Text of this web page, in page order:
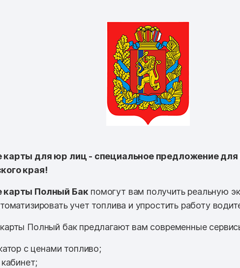
карты для юр лиц - специальное предложение для
края!
карты Полный Бак помогут вам получить реальную
учет топлива и упростить работу
Полный бак предлагают вам современные
с ценами топливо;